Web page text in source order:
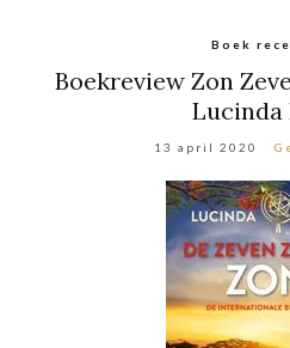
Boek
Boekreview Zon
Lucinda
13 april 2020